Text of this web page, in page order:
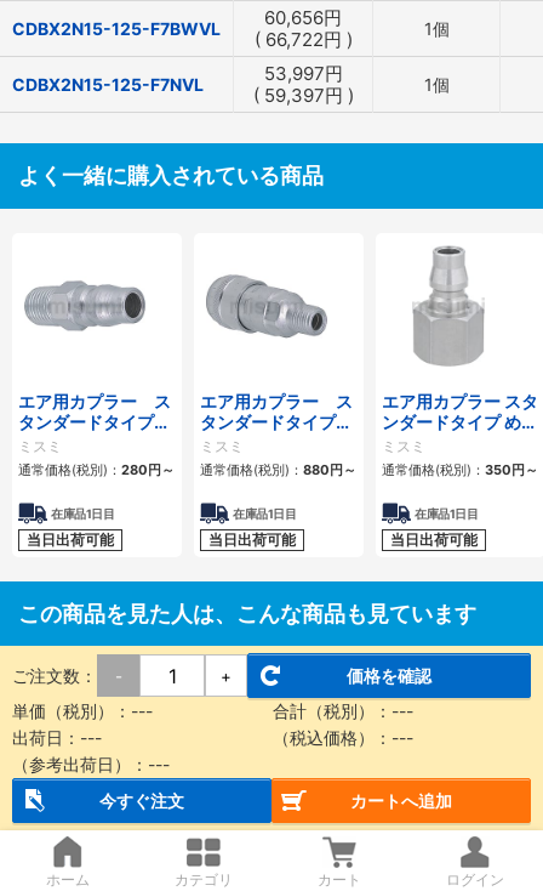
CDBX2N15-125-F7BWVL 60,656円
( 66,722円 ) 1個
CDBX2N15-125-F7NVL 53,997円
( 59,397円 ) 1個
よく一緒に購入されている商品
エア用カプラー ス
タンダードタイプ
おねじプラグ
ミスミ
通常価格(税別)： 280円～
在庫品1日目
当日出荷可能
エア用カプラー ス
タンダードタイプ
おねじソケット
ミスミ
通常価格(税別)： 880円～
在庫品1日目
当日出荷可能
エア用カプラー スタ
ンダードタイプ めね
じプラグ
ミスミ
通常価格(税別)： 350円～
在庫品1日目
当日出荷可能
この商品を見た人は、こんな商品も見ています
スライドユニット シ
ョックアブソーバ内
蔵形 すべり軸受
SMC
スライドユニット シ
ョックアブソーバ内
蔵形 ボールブッシュ
SMC
スライドユニット シ
ョックアブソーバ内
蔵形 二次電池対応
ご注文数： - +
価格を確認
単価（税別）： --- 合計（税別）： ---
出荷日： --- （税込価格）： ---
（参考出荷日）： ---
今すぐ注文
カートへ追加
ホーム カテゴリ カート ログイン